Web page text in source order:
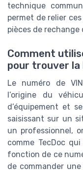
technique
permet de relier
pièces de rechange
Comment
pour trouver la
Le numéro de
l’origine du
d’équipement et
saisissant sur un
un professionnel,
comme TecDoc
fonction de ce
de commander